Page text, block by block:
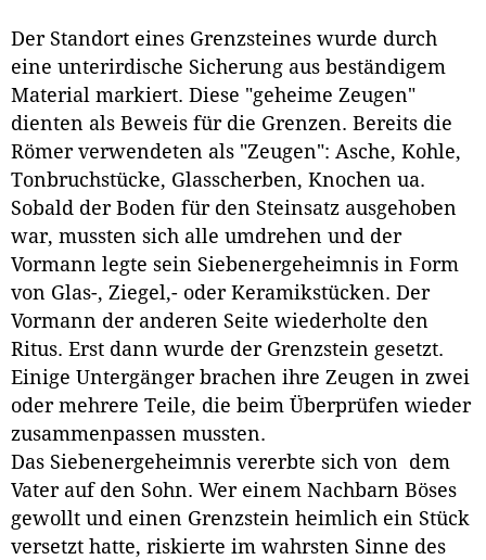
Der Standort eines Grenzsteines wurde durch
eine unterirdische Sicherung aus beständigem
Material markiert. Diese "geheime Zeugen"
dienten als Beweis für die Grenzen. Bereits die
Römer verwendeten als "Zeugen": Asche, Kohle,
Tonbruchstücke, Glasscherben, Knochen ua.
Sobald der Boden für den Steinsatz ausgehoben
war, mussten sich alle umdrehen und der
Vormann legte sein Siebenergeheimnis in Form
von Glas-, Ziegel,- oder Keramikstücken. Der
Vormann der anderen Seite wiederholte den
Ritus. Erst dann wurde der Grenzstein gesetzt.
Einige Untergänger brachen ihre Zeugen in zwei
oder mehrere Teile, die beim Überprüfen wieder
zusammenpassen mussten.
Das Siebenergeheimnis vererbte sich von dem
Vater auf den Sohn. Wer einem Nachbarn Böses
gewollt und einen Grenzstein heimlich ein Stück
versetzt hatte, riskierte im wahrsten Sinne des